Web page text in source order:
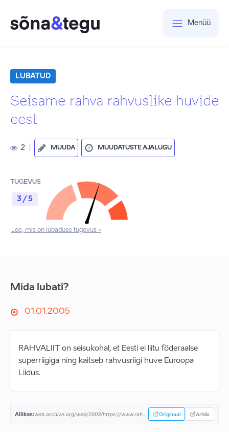
Menüü
LUBATUD
Seisame rahva rahvuslike huvide
eest
2 MUUDA MUUDATUSTE AJALUGU
TUGEVUS
3 / 5
Loe, mis on lubaduse tugevus >
Mida lubati?
01.01.2005
RAHVALIIT on seisukohal, et Eesti ei liitu föderaalse
superriigiga ning kaitseb rahvusriigi huve Euroopa
Liidus.
Allikas: Originaal Arhiiv